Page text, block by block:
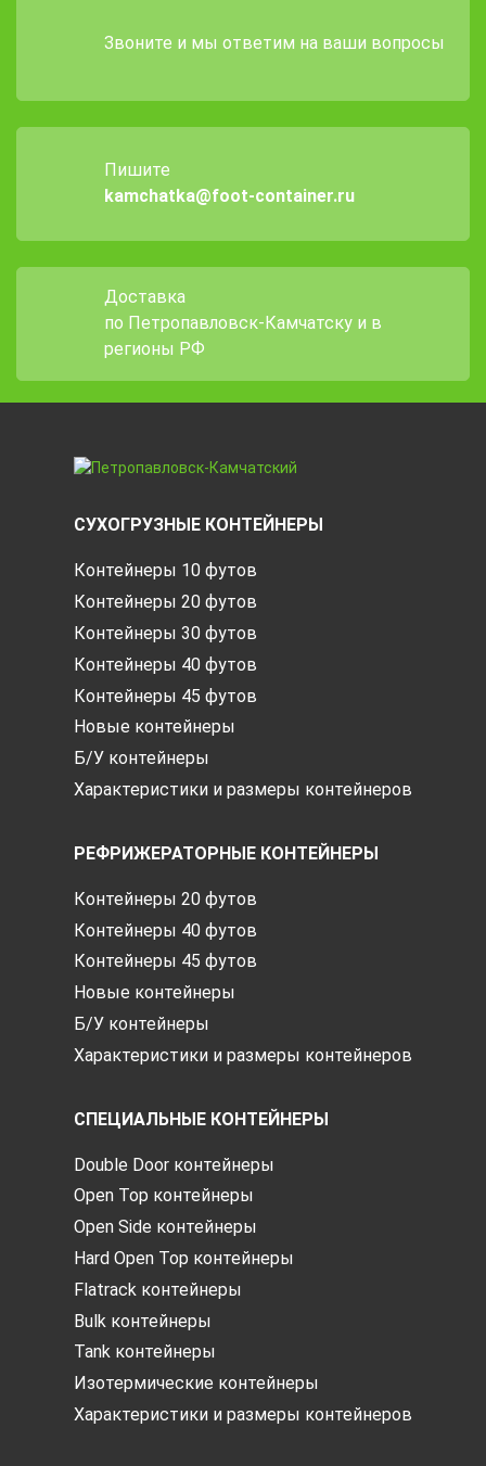
Звоните и мы ответим на ваши вопросы
Пишите
kamchatka@foot-container.ru
Доставка
по Петропавловск-Камчатску и в
регионы РФ
СУХОГРУЗНЫЕ КОНТЕЙНЕРЫ
Контейнеры 10 футов
Контейнеры 20 футов
Контейнеры 30 футов
Контейнеры 40 футов
Контейнеры 45 футов
Новые контейнеры
Б/У контейнеры
Характеристики и размеры контейнеров
РЕФРИЖЕРАТОРНЫЕ КОНТЕЙНЕРЫ
Контейнеры 20 футов
Контейнеры 40 футов
Контейнеры 45 футов
Новые контейнеры
Б/У контейнеры
Характеристики и размеры контейнеров
СПЕЦИАЛЬНЫЕ КОНТЕЙНЕРЫ
Double Door контейнеры
Open Top контейнеры
Open Side контейнеры
Hard Open Top контейнеры
Flatrack контейнеры
Bulk контейнеры
Tank контейнеры
Изотермические контейнеры
Характеристики и размеры контейнеров